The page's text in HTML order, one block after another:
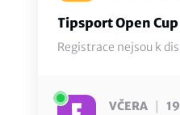
Tipsport Open Cup
Registrace nejsou k
VČERA